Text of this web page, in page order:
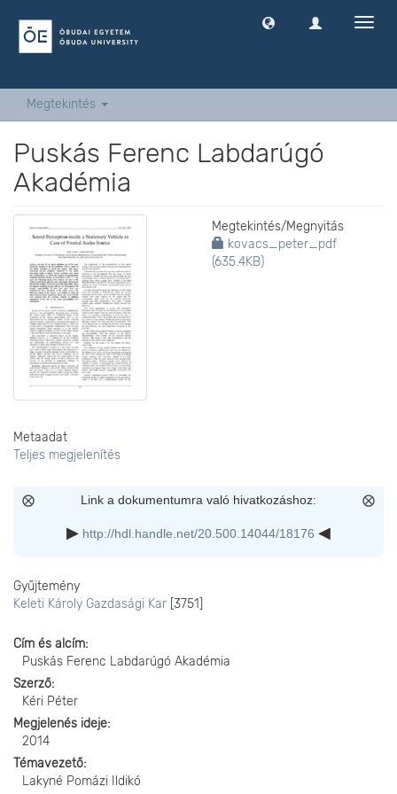
Megtekintés
Puskás Ferenc Labdarúgó
Akadémia
Megtekintés/Megnyitás
kovacs_peter_pdf
(635.4KB)
Metaadat
Teljes megjelenítés
Link a dokumentumra való hivatkozáshoz:
http://hdl.handle.net/20.500.14044/18176
Gyűjtemény
Keleti Károly Gazdasági Kar [3751]
Cím és alcím
Puskás Ferenc Labdarúgó Akadémia
Szerző
Kéri Péter
Megjelenés ideje
2014
Témavezető
Lakyné Pomázi Ildikó